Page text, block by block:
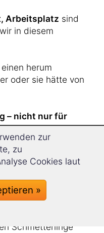
Arbeitsplatz sind
in diesem
herum
oder sie hätte von
– nicht nur für
aus Russland
und wollen
Schmetterlinge
zur
zu
Cookies laut
»